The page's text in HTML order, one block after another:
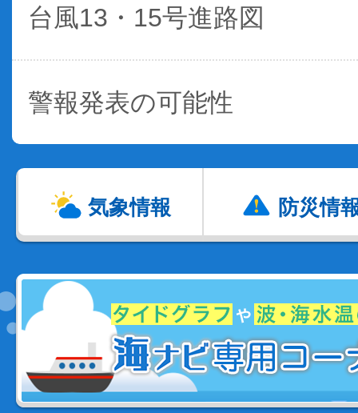
台風13・15号進路図
警報発表の可能性
気象情報 防災情